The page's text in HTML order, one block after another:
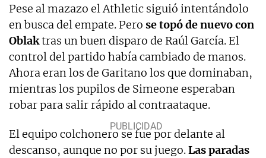
Pese al mazazo el Athletic siguió intentándolo
en busca del empate. Pero se topó de nuevo con
Oblaktras un buen disparo de Raúl García. El
control del partido había cambiado de manos.
Ahora eran los de Garitano los que dominaban,
mientras los pupilos de Simeone esperaban
robar para salir rápido al contraataque.
El equipo colchonero se fue por delante al
descanso, aunque no por su juego.Las paradas